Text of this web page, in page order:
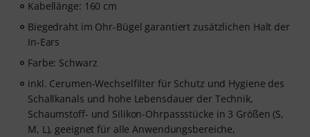
Kabellänge: 160 cm
Biegedraht im Ohr-Bügel garantiert zusätzlichen Halt der
In-Ears
Farbe: Schwarz
inkl. Cerumen-Wechselfilter für Schutz und Hygiene des
Schallkanals und hohe Lebensdauer der Technik,
Schaumstoff- und Silikon-Ohrpassstücke in 3 Größen (S,
M, L), geeignet für alle Anwendungsbereiche,